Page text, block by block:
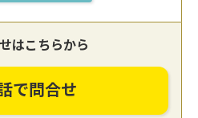
はこちらから
で問合せ